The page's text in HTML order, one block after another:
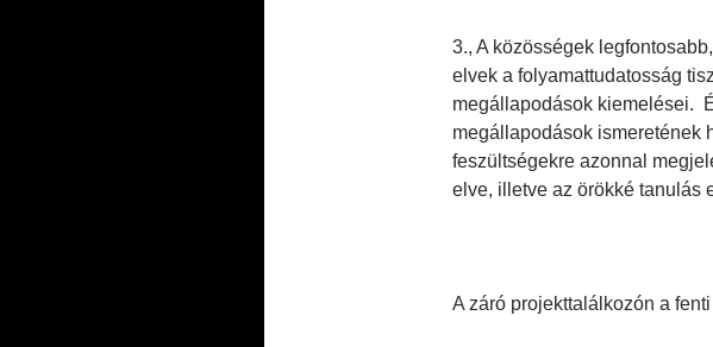
3., A közösségek
elvek a folyamattudatosság
megállapodások kiemelései.
megállapodások ismeretének
feszültségekre azonnal
elve, illetve az örökké tanulás
A záró projekttalálkozón a